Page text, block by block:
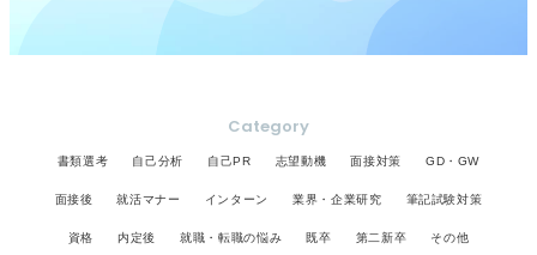
Category
書類選考 自己分析 自己PR 志望動機 面接対策 GD・GW
面接後 就活マナー インターン 業界・企業研究 筆記試験対策
資格 内定後 就職・転職の悩み 既卒 第二新卒 その他